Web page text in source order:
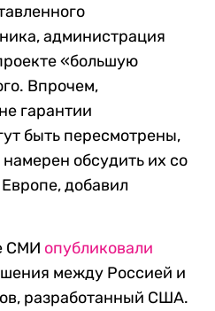
администрация
«большую
Впрочем,
гарантии
быть пересмотрены,
обсудить их со
добавил
СМИ опубликовали
между Россией и
разработанный США.